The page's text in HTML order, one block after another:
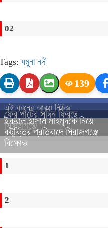
02
যমুনা নদী
139
এই ধরনের আরও নিউজ
ফের পাটের সুদিন ফিরছে
সিরাজগঞ্জে
ইকবাল হাসান মাহমুদকে নিয়ে
কটূক্তির প্রতিবাদে সিরাজগঞ্জে
বিক্ষোভ
1
2